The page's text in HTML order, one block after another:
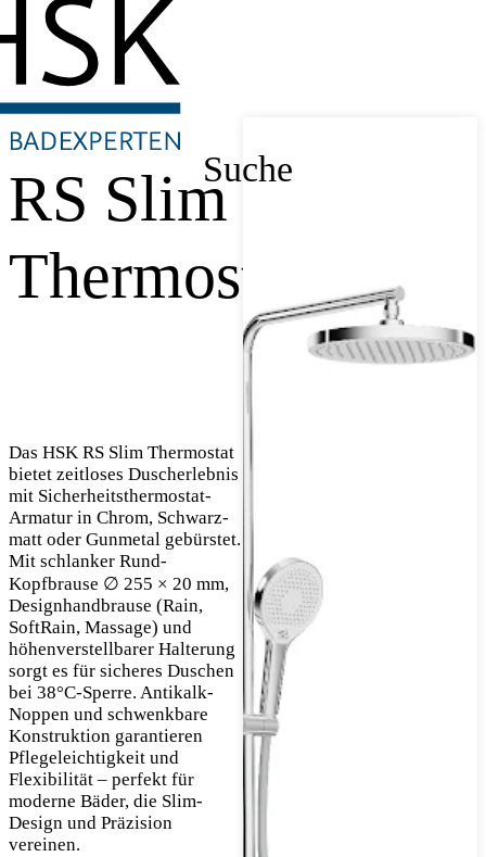
Suche
RS Slim
Thermostat
Das HSK RS Slim Thermostat
bietet zeitloses Duscherlebnis
mit Sicherheitsthermostat-
Armatur in Chrom, Schwarz-
matt oder Gunmetal gebürstet.
Mit schlanker Rund-
Kopfbrause ∅ 255 × 20 mm,
Designhandbrause (Rain,
SoftRain, Massage) und
höhenverstellbarer Halterung
sorgt es für sicheres Duschen
bei 38°C-Sperre. Antikalk-
Noppen und schwenkbare
Konstruktion garantieren
Pflegeleichtigkeit und
Flexibilität – perfekt für
moderne Bäder, die Slim-
Design und Präzision
vereinen.